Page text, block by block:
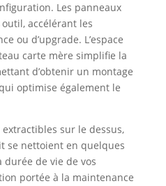
Les panneaux
accélérant les
ou d’upgrade. L’espace
carte mère simplifie la
d’obtenir un montage
optimise également le
sur le dessus,
se nettoient en quelques
durée de vie de vos
portée à la maintenance